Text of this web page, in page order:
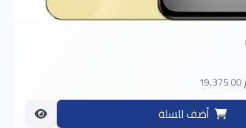
أضف للسلة